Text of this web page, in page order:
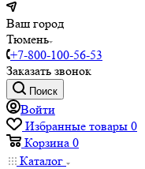
Ваш город
Тюмень
+7-800-100-56-53
Заказать звонок
Поиск
Войти
Избранные товары 0
Корзина 0
Каталог